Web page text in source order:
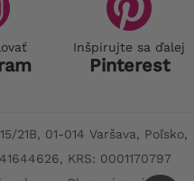
Inšpirujte sa ďalej
Pinterest
21B, 01-014 Varšava, Poľsko,
KRS: 0001170797